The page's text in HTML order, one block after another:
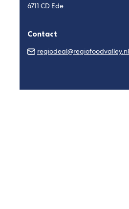
6711 CD Ede
Contact
regiodeal@regiofoodvalley.nl